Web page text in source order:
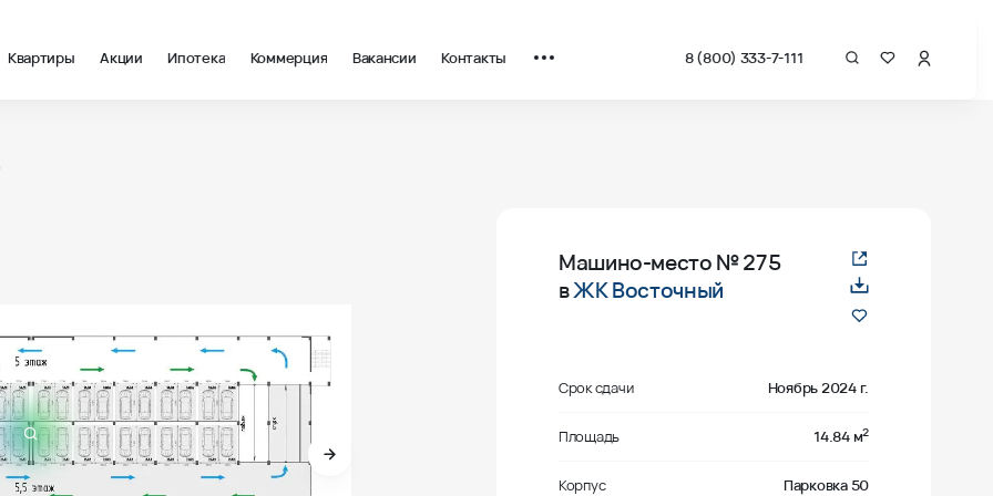
Квартиры Акции Ипотека Коммерция Вакансии Контакты 8 (800) 333-7-111
Машино-место№ 275
вЖК Восточный
Срок сдачи Ноябрь 2024 г.
Площадь 14.84 м2
Корпус Парковка 50